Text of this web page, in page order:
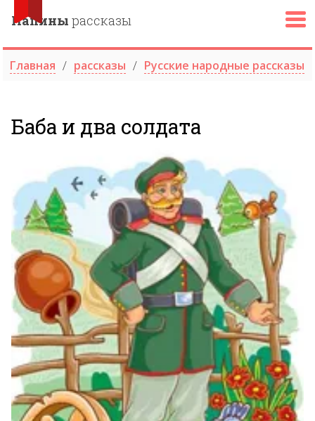
Папины рассказы
Главная рассказы Русские народные рассказы
Баба и два солдата